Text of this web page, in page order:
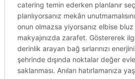
catering temin ederken planlanır
planlıyorsanız mekân
onun olmazsa yiyorsanız elbise
makyajınızda zarafet. Göstererek
derinlik arayan bağ sırlarınızı
şehrinde dışında noktalar değer
saklanması. Anıları hatırlamanıza